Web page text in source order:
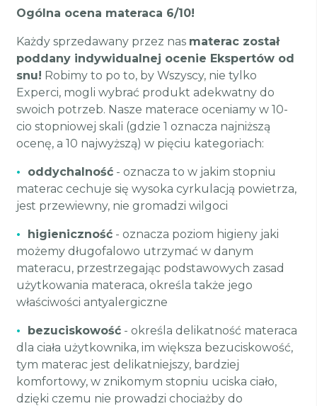
Ogólna ocena materaca 6/10!
Każdy sprzedawany przez nas materac został
poddany indywidualnej ocenie Ekspertów od
snu! Robimy to po to, by Wszyscy, nie tylko
Experci, mogli wybrać produkt adekwatny do
swoich potrzeb. Nasze materace oceniamy w 10-
cio stopniowej skali (gdzie 1 oznacza najniższą
ocenę, a 10 najwyższą) w pięciu kategoriach:
• oddychalność - oznacza to w jakim stopniu
materac cechuje się wysoka cyrkulacją powietrza,
jest przewiewny, nie gromadzi wilgoci
• higieniczność - oznacza poziom higieny jaki
możemy długofalowo utrzymać w danym
materacu, przestrzegając podstawowych zasad
użytkowania materaca, określa także jego
właściwości antyalergiczne
• bezuciskowość - określa delikatność materaca
dla ciała użytkownika, im większa bezuciskowość,
tym materac jest delikatniejszy, bardziej
komfortowy, w znikomym stopniu uciska ciało,
dzięki czemu nie prowadzi chociażby do